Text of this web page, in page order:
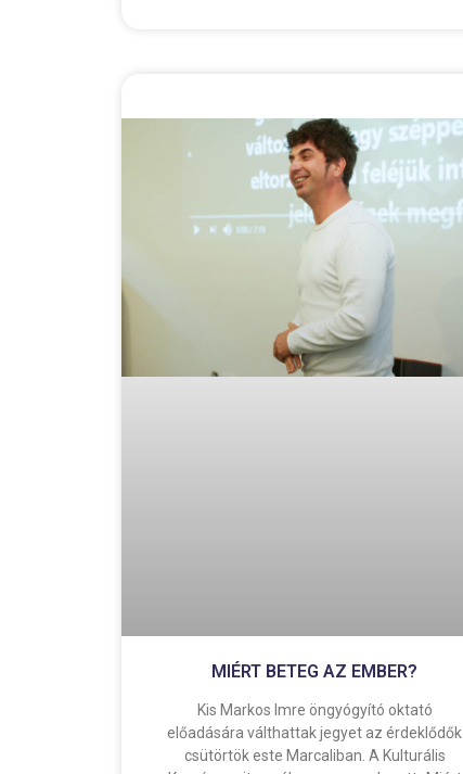
MIÉRT BETEG AZ EMBER?
Kis Markos Imre öngyógyító oktató
előadására válthattak jegyet az érdeklődők
csütörtök este Marcaliban. A Kulturális